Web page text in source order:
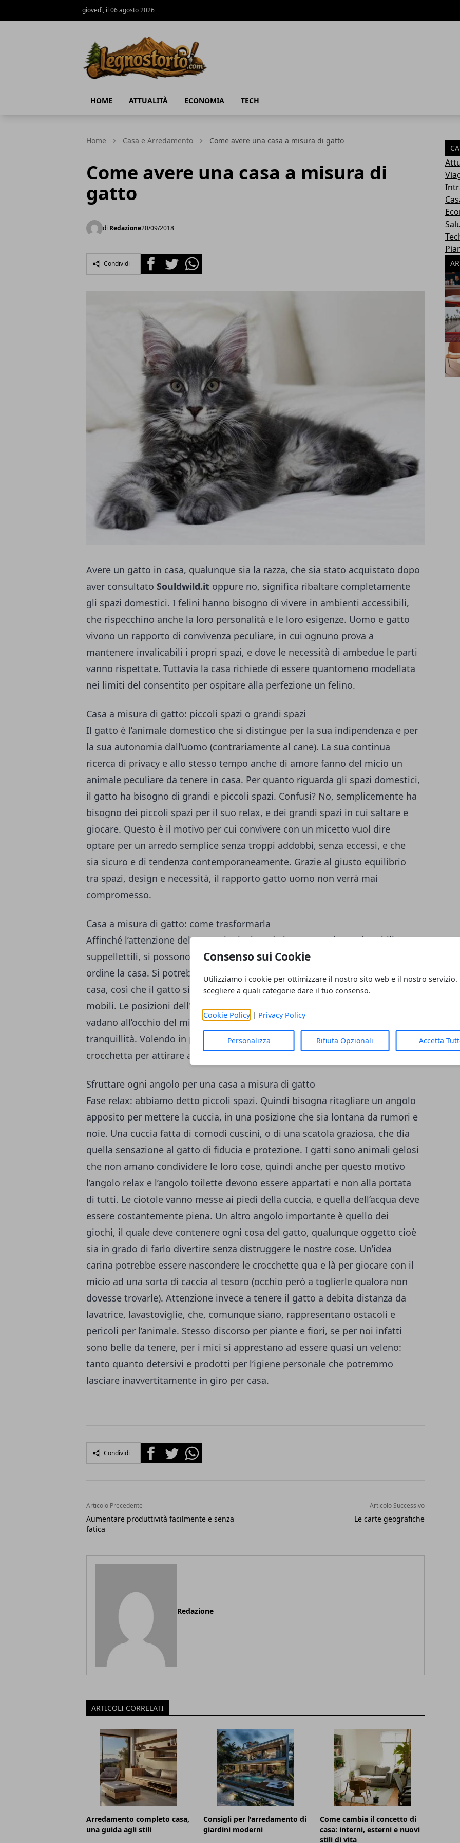
Consenso sui Cookie
Utilizziamo i cookie per ottimizzare il nostro sito web e il nostro servizio.
scegliere a quali categorie dare il tuo consenso.
Cookie Policy| Privacy Policy
Personalizza Rifiuta Opzionali Accetta
giovedì, il 06 agosto 2026
HOME ATTUALITÀ ECONOMIA TECH
Home Casa e Arredamento Come avere una casa a misura di gatto
Come avere una casa a misura di
gatto
di Redazione20/09/2018
Condividi FacebookTwitterWhatsapp
Avere un gatto in casa, qualunque sia la razza, che sia stato acquistato dopo
aver consultato Souldwild.it oppure no, significa ribaltare completamente
gli spazi domestici. I felini hanno bisogno di vivere in ambienti accessibili,
che rispecchino anche la loro personalità e le loro esigenze. Uomo e gatto
vivono un rapporto di convivenza peculiare, in cui ognuno prova a
mantenere invalicabili i propri spazi, e dove le necessità di ambedue le parti
vanno rispettate. Tuttavia la casa richiede di essere quantomeno modellata
nei limiti del consentito per ospitare alla perfezione un felino.
Casa a misura di gatto: piccoli spazi o grandi spazi
Il gatto è l’animale domestico che si distingue per la sua indipendenza e per
la sua autonomia dall’uomo (contrariamente al cane). La sua continua
ricerca di privacy e allo stesso tempo anche di amore fanno del micio un
animale peculiare da tenere in casa. Per quanto riguarda gli spazi domestici,
il gatto ha bisogno di grandi e piccoli spazi. Confusi? No, semplicemente ha
bisogno dei piccoli spazi per il suo relax, e dei grandi spazi in cui saltare e
giocare. Questo è il motivo per cui convivere con un micetto vuol dire
optare per un arredo semplice senza troppi addobbi, senza eccessi, e che
sia sicuro e di tendenza contemporaneamente. Grazie al giusto equilibrio
tra spazi, design e necessità, il rapporto gatto uomo non verrà mai
compromesso.
Casa a misura di gatto: come trasformarla
Affinché l’attenzione del gatto sia rivolta ad altro e non ai nostri mobili e
suppellettili, si possono usare di trucchi strategici che ci lasceranno in
ordine la casa. Si potrebbero dunque posizionare dei tiragraffi in giro per la
casa, così che il gatto si limi le unghie su ripiani appositi e non su tende e
mobili. Le posizioni dell’accessorio felino devono essere furbe perché
vadano all’occhio del micio in modo tale che ogni mobile resti al riparo e in
tranquillità. Volendo in prossimità del tiragraffi si può mettere qualche
crocchetta per attirare anche il fiuto e la gola del gattino.
Sfruttare ogni angolo per una casa a misura di gatto
Fase relax: abbiamo detto piccoli spazi. Quindi bisogna ritagliare un angolo
apposito per mettere la cuccia, in una posizione che sia lontana da rumori e
noie. Una cuccia fatta di comodi cuscini, o di una scatola graziosa, che dia
quella sensazione al gatto di fiducia e protezione. I gatti sono animali gelosi
che non amano condividere le loro cose, quindi anche per questo motivo
l’angolo relax e l’angolo toilette devono essere appartati e non alla portata
di tutti. Le ciotole vanno messe ai piedi della cuccia, e quella dell’acqua deve
essere costantemente piena. Un altro angolo importante è quello dei
giochi, il quale deve contenere ogni cosa del gatto, qualunque oggetto cioè
sia in grado di farlo divertire senza distruggere le nostre cose. Un’idea
carina potrebbe essere nascondere le crocchette qua e là per giocare con il
micio ad una sorta di caccia al tesoro (occhio però a toglierle qualora non
dovesse trovarle). Attenzione invece a tenere il gatto a debita distanza da
lavatrice, lavastoviglie, che, comunque siano, rappresentano ostacoli e
pericoli per l’animale. Stesso discorso per piante e fiori, se per noi infatti
sono belle da tenere, per i mici si apprestano ad essere quasi un veleno:
tanto quanto detersivi e prodotti per l’igiene personale che potremmo
lasciare inavvertitamente in giro per casa.
Condividi FacebookTwitterWhatsapp
Articolo Precedente
Aumentare produttività facilmente e senza
fatica
Articolo Successivo
Le carte geografiche
Redazione
ARTICOLI CORRELATI
Arredamento completo casa,
una guida agli stili
Consigli per l'arredamento di
giardini moderni
Come cambia il concetto di
casa: interni, esterni e nuovi
stili di vita